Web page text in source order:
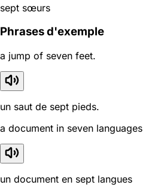
sept sœurs
Phrases d'exemple
a jump of seven feet.
un saut de sept pieds.
a document in seven languages
un document en sept langues